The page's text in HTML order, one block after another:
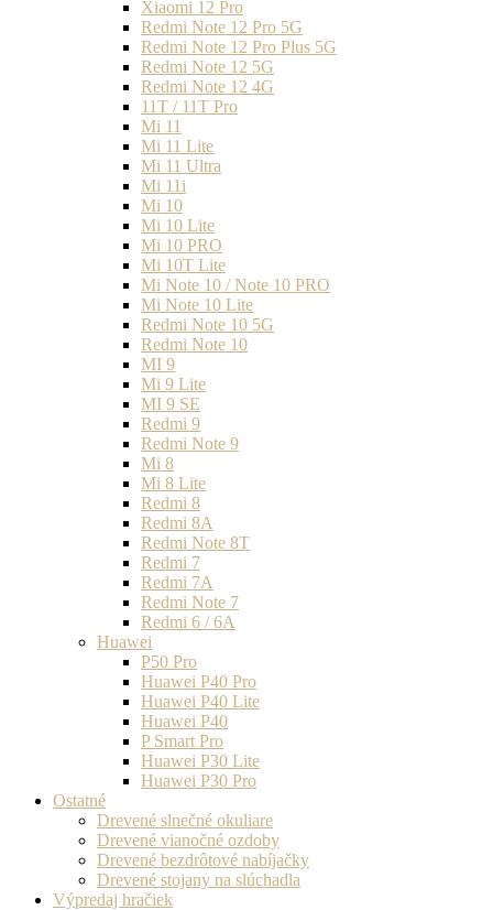
Xiaomi 12 Pro
Redmi Note 12 Pro 5G
Redmi Note 12 Pro Plus 5G
Redmi Note 12 5G
Redmi Note 12 4G
11T / 11T Pro
Mi 11
Mi 11 Lite
Mi 11 Ultra
Mi 11i
Mi 10
Mi 10 Lite
Mi 10 PRO
Mi 10T Lite
Mi Note 10 / Note 10 PRO
Mi Note 10 Lite
Redmi Note 10 5G
Redmi Note 10
MI 9
Mi 9 Lite
MI 9 SE
Redmi 9
Redmi Note 9
Mi 8
Mi 8 Lite
Redmi 8
Redmi 8A
Redmi Note 8T
Redmi 7
Redmi 7A
Redmi Note 7
Redmi 6 / 6A
Huawei
P50 Pro
Huawei P40 Pro
Huawei P40 Lite
Huawei P40
P Smart Pro
Huawei P30 Lite
Huawei P30 Pro
Ostatné
Drevené slnečné okuliare
Drevené vianočné ozdoby
Drevené bezdrôtové nabíjačky
Drevené stojany na slúchadla
Výpredaj hračiek